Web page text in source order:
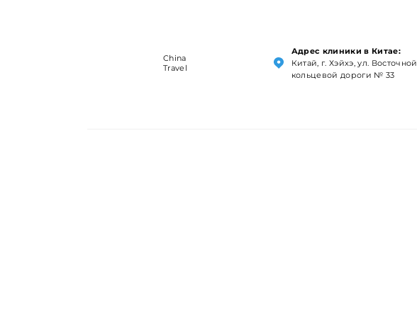
China
Travel
Адрес клиники в Китае:
Китай, г. Хэйхэ, ул. Восточной
кольцевой дороги № 33